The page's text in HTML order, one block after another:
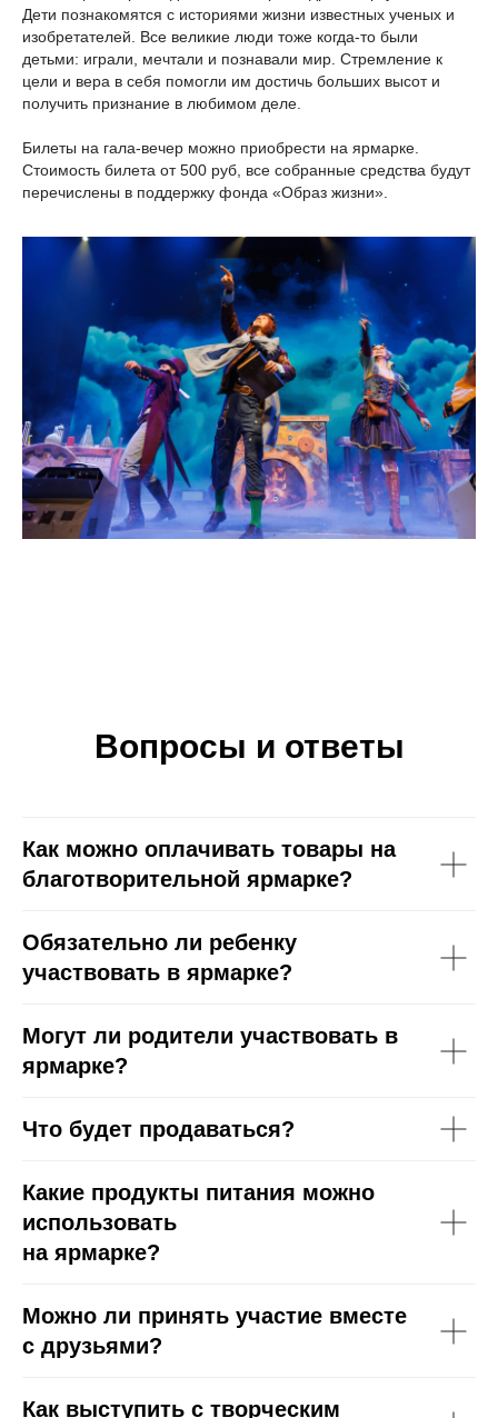
Дети познакомятся с историями жизни известных ученых и
изобретателей. Все великие люди тоже когда-то были
детьми: играли, мечтали и познавали мир. Стремление к
цели и вера в себя помогли им достичь больших высот и
получить признание в любимом деле.
Билеты на гала-вечер можно приобрести на ярмарке.
Стоимость билета от 500 руб, все собранные средства будут
перечислены в поддержку фонда «Образ жизни».
Вопросы и ответы
Как можно оплачивать товары на
благотворительной ярмарке?
Обязательно ли ребенку
участвовать в ярмарке?
Могут ли родители участвовать в
ярмарке?
Что будет продаваться?
Какие продукты питания можно
использовать
на ярмарке?
Можно ли принять участие вместе
с друзьями?
Как выступить с творческим